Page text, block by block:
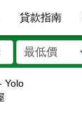
貸款指南
Yolo